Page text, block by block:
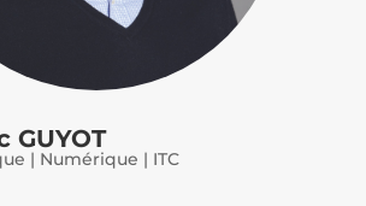
GUYOT
| Numérique | ITC